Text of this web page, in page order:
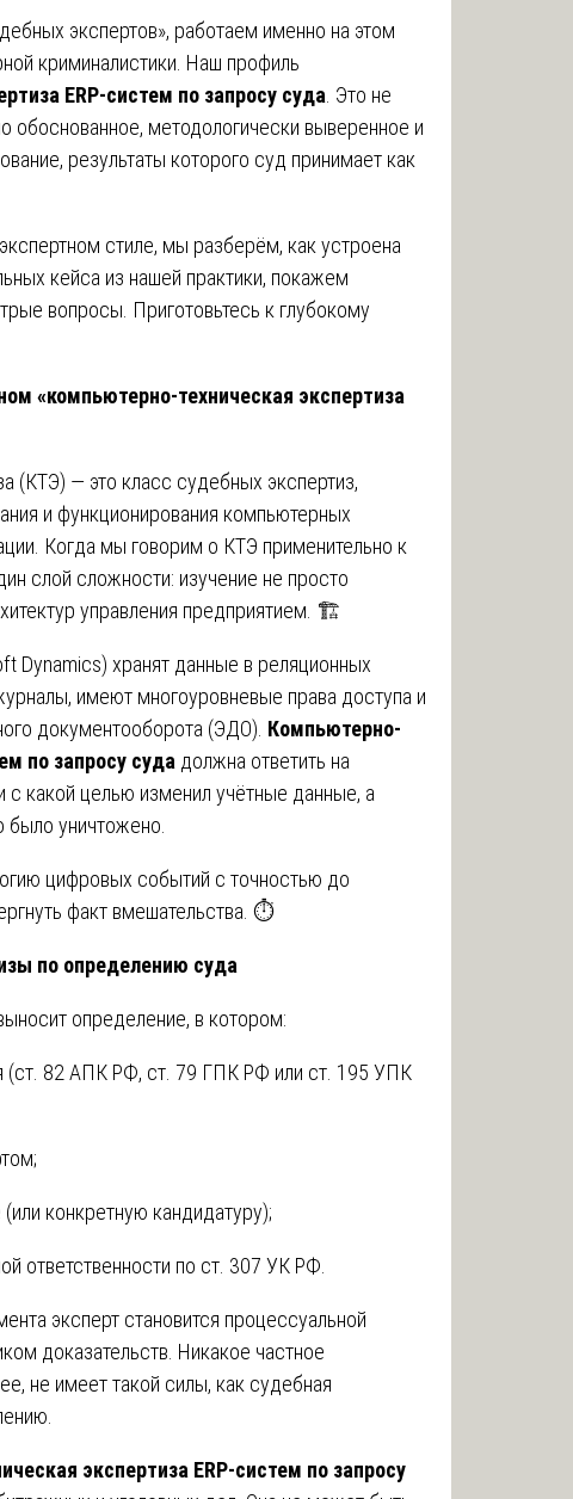
экспертов», работаем именно на этом
криминалистики. Наш профиль
ERP-систем по запросу суда . Это не
обоснованное, методологически выверенное и
результаты которого суд принимает как
стиле, мы разберём, как устроена
кейса из нашей практики, покажем
вопросы. Приготовьтесь к глубокому
«компьютерно-техническая экспертиза
(КТЭ) — это класс судебных экспертиз,
и функционирования компьютерных
Когда мы говорим о КТЭ применительно к
слой сложности: изучение не просто
управления предприятием. 🏗️
Dynamics) хранят данные в реляционных
имеют многоуровневые права доступа и
документооборота (ЭДО). Компьютерно-
по запросу суда должна ответить на
с какой целью изменил учётные данные, а
было уничтожено.
цифровых событий с точностью до
факт вмешательства. ⏱️
по определению суда
определение, в котором:
(ст. 82 АПК РФ, ст. 79 ГПК РФ или ст. 195 УПК
конкретную кандидатуру);
ответственности по ст. 307 УК РФ.
эксперт становится процессуальной
доказательств. Никакое частное
не имеет такой силы, как судебная
экспертиза ERP-систем по запросу